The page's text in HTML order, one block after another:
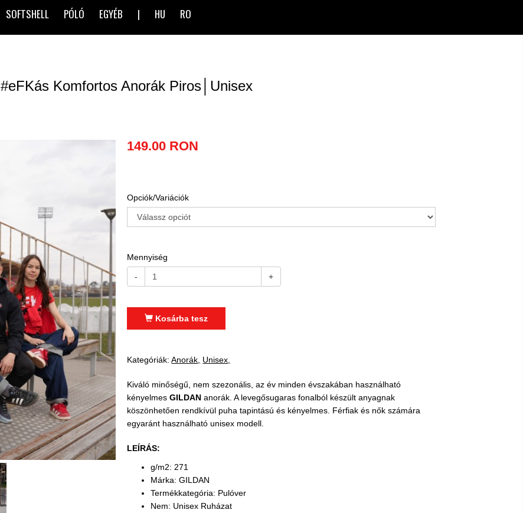
SOFTSHELL PÓLÓ EGYÉB | HU RO
#eFKás Komfortos Anorák Piros│Unisex
149.00 RON
Opciók/Variációk
Mennyiség
- +
Kosárba tesz
Kategóriák:Anorák Unisex
Kiváló minőségű, nem szezonális, az év minden évszakában használható
kényelmesGILDAN anorák. A levegősugaras fonalból készült anyagnak
köszönhetően rendkívül puha tapintású és kényelmes. Férfiak és nők számára
egyaránt használható unisex modell.
LEÍRÁS:
g/m2: 271
Márka: GILDAN
Termékkategória: Pulóver
Nem: Unisex Ruházat